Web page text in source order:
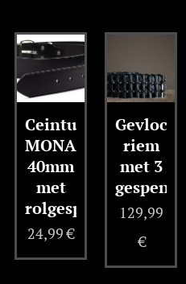
Ceintuur
MONA
40mm
met
rolgesp
24,99€
riem
met 3
gespen
129,99
€